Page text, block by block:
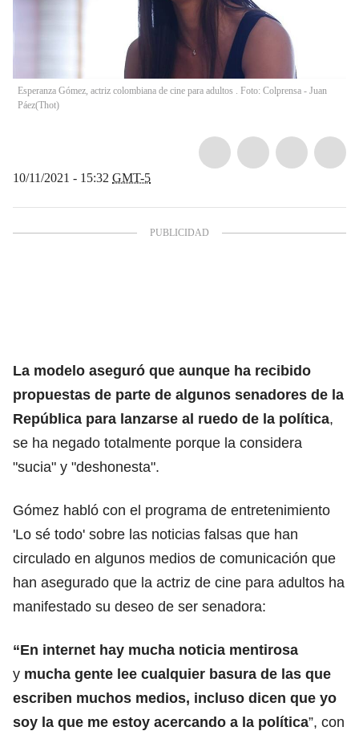
Esperanza Gómez, actriz colombiana de cine para adultos . Foto: Colprensa - Juan
Páez(Thot)
10/11/2021 - 15:32 GMT-5
La modelo aseguró que aunque ha recibido
propuestas de parte de algunos senadores de la
República para lanzarse al ruedo de la política,
se ha negado totalmente porque la considera
"sucia" y "deshonesta".
Gómez habló con el programa de entretenimiento
'Lo sé todo' sobre las noticias falsas que han
circulado en algunos medios de comunicación que
han asegurado que la actriz de cine para adultos ha
manifestado su deseo de ser senadora:
“En internet hay mucha noticia mentirosa
y mucha gente lee cualquier basura de las que
escriben muchos medios, incluso dicen que yo
soy la que me estoy acercando a la política”, con